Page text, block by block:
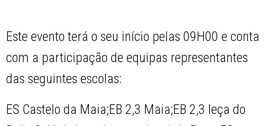
Este evento terá o seu início pelas 09H00 e conta
com a participação de equipas representantes
das seguintes escolas:
ES Castelo da Maia;EB 2,3 Maia;EB 2,3 leça do